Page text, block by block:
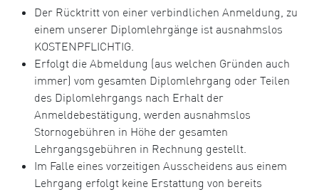
Der Rücktritt von einer verbindlichen Anmeldung, zu
einem unserer Diplomlehrgänge ist ausnahmslos
KOSTENPFLICHTIG.
Erfolgt die Abmeldung (aus welchen Gründen auch
immer) vom gesamten Diplomlehrgang oder Teilen
des Diplomlehrgangs nach Erhalt der
Anmeldebestätigung, werden ausnahmslos
Stornogebühren in Höhe der gesamten
Lehrgangsgebühren in Rechnung gestellt.
Im Falle eines vorzeitigen Ausscheidens aus einem
Lehrgang erfolgt keine Erstattung von bereits